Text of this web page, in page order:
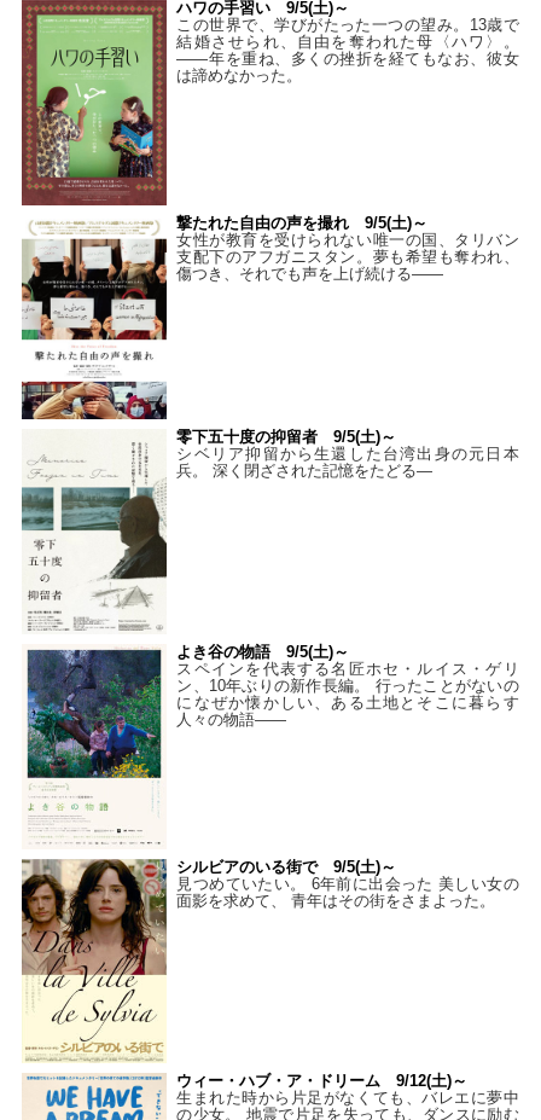
ハワの手習い 9/5(土)～
この世界で、学びがたった一つの望み。13歳で
結婚させられ、自由を奪われた母〈ハワ〉。
——年を重ね、多くの挫折を経てもなお、彼女
は諦めなかった。
撃たれた自由の声を撮れ 9/5(土)～
女性が教育を受けられない唯一の国、タリバン
支配下のアフガニスタン。夢も希望も奪われ、
傷つき、それでも声を上げ続ける——
零下五十度の抑留者 9/5(土)～
シベリア抑留から生還した台湾出身の元日本
兵。 深く閉ざされた記憶をたどる—
よき谷の物語 9/5(土)～
スペインを代表する名匠ホセ・ルイス・ゲリ
ン、10年ぶりの新作長編。 行ったことがないの
になぜか懐かしい、ある土地とそこに暮らす
人々の物語――
シルビアのいる街で 9/5(土)～
見つめていたい。 6年前に出会った 美しい女の
面影を求めて、 青年はその街をさまよった。
ウィー・ハブ・ア・ドリーム 9/12(土)～
生まれた時から片足がなくても、バレエに夢中
の少女。 地震で片足を失っても、ダンスに励む